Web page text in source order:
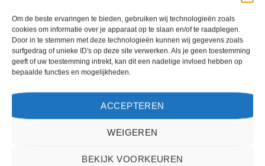
Om de beste ervaringen te bieden, gebruiken wij technologieën zoals
cookies om informatie over je apparaat op te slaan en/of te raadplegen.
Door in te stemmen met deze technologieën kunnen wij gegevens zoals
surfgedrag of unieke ID's op deze site verwerken. Als je geen toestemming
geeft of uw toestemming intrekt, kan dit een nadelige invloed hebben op
bepaalde functies en mogelijkheden.
ACCEPTEREN
WEIGEREN
BEKIJK VOORKEUREN
eenvoudig, de klantenservice was behulpzaam en de prijs was scherp. Ik zou deze
website zeker aanbevelen aan anderen die op zoek zijn naar een reis naar Spanje.
Kiki Kampen /Maastricht